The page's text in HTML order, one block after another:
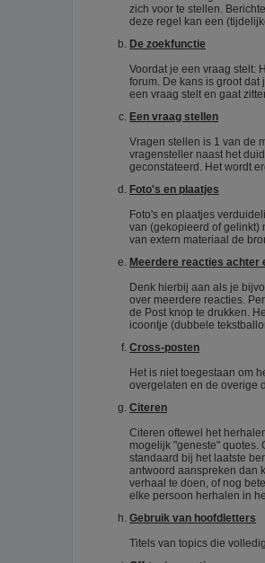
zich voor te stellen.
deze regel kan een
De zoekfunctie
Voordat je een vraag stelt:
forum. De kans is groot dat
een vraag stelt en gaat
Een vraag stellen
Vragen stellen is 1 van de
vragensteller naast het
geconstateerd. Het wordt
Foto's en plaatjes
Foto's en plaatjes
van (gekopieerd of gelinkt)
van extern materiaal de
Meerdere reacties achter
Denk hierbij aan als je
over meerdere reacties.
de Post knop te drukken.
icoontje (dubbele
Cross-posten
Het is niet toegestaan om
overgelaten en de overige
Citeren
Citeren oftewel het
mogelijk "geneste" quotes.
standaard bij het laatste
antwoord aanspreken dan
verhaal te doen, of nog
elke persoon herhalen in
Gebruik van hoofdletters
Titels van topics die